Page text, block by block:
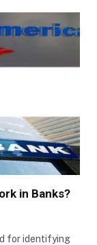
in Banks?
for identifying